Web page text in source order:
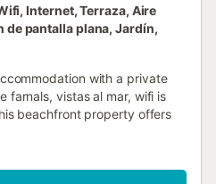
Internet, Terraza, Aire
pantalla plana, Jardín,
with a private
farnals, vistas al mar, wifi is
beachfront property offers